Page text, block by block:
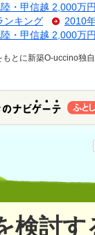
・甲信越 2,000万
ンキング
2010
・甲信越 2,000万
とに新築O-uccino独
検討